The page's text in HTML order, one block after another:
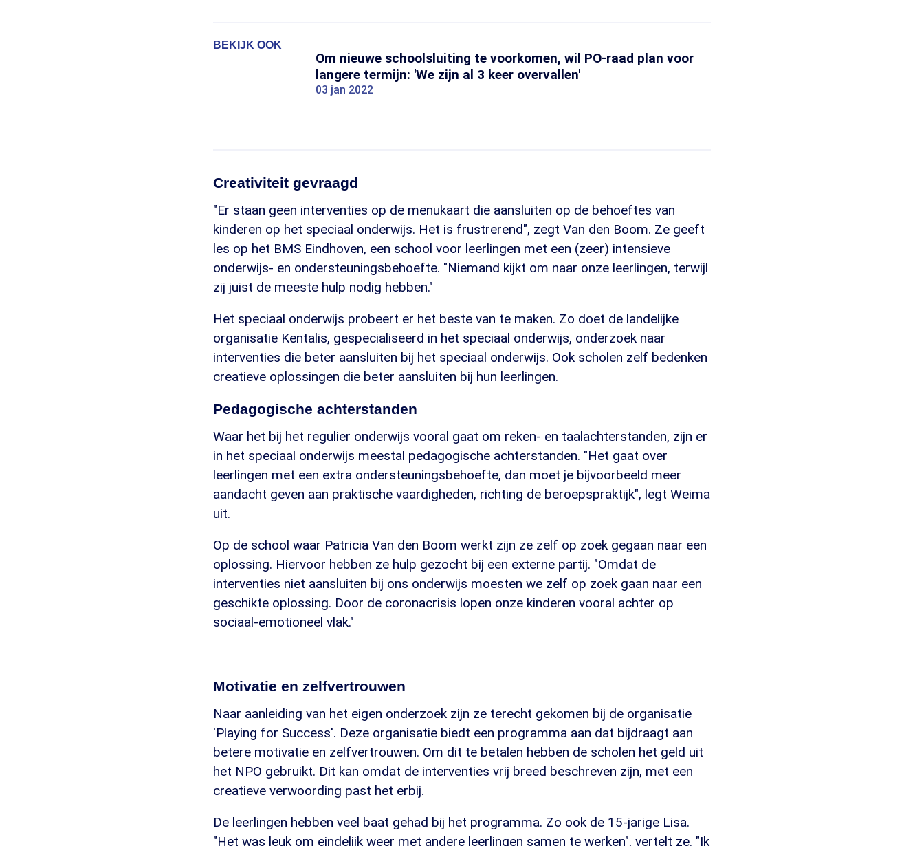
BEKIJK OOK
Om nieuwe schoolsluiting te voorkomen, wil PO-raad plan voor
langere termijn: 'We zijn al 3 keer overvallen'
03 jan 2022
Creativiteit gevraagd
"Er staan geen interventies op de menukaart die aansluiten op de behoeftes van
kinderen op het speciaal onderwijs. Het is frustrerend", zegt Van den Boom. Ze geeft
les op het BMS Eindhoven, een school voor leerlingen met een (zeer) intensieve
onderwijs- en ondersteuningsbehoefte. "Niemand kijkt om naar onze leerlingen, terwijl
zij juist de meeste hulp nodig hebben."
Het speciaal onderwijs probeert er het beste van te maken. Zo doet de landelijke
organisatie Kentalis, gespecialiseerd in het speciaal onderwijs, onderzoek naar
interventies die beter aansluiten bij het speciaal onderwijs. Ook scholen zelf bedenken
creatieve oplossingen die beter aansluiten bij hun leerlingen.
Pedagogische achterstanden
Waar het bij het regulier onderwijs vooral gaat om reken- en taalachterstanden, zijn er
in het speciaal onderwijs meestal pedagogische achterstanden. "Het gaat over
leerlingen met een extra ondersteuningsbehoefte, dan moet je bijvoorbeeld meer
aandacht geven aan praktische vaardigheden, richting de beroepspraktijk", legt Weima
uit.
Op de school waar Patricia Van den Boom werkt zijn ze zelf op zoek gegaan naar een
oplossing. Hiervoor hebben ze hulp gezocht bij een externe partij. "Omdat de
interventies niet aansluiten bij ons onderwijs moesten we zelf op zoek gaan naar een
geschikte oplossing. Door de coronacrisis lopen onze kinderen vooral achter op
sociaal-emotioneel vlak."
Motivatie en zelfvertrouwen
Naar aanleiding van het eigen onderzoek zijn ze terecht gekomen bij de organisatie
'Playing for Success'. Deze organisatie biedt een programma aan dat bijdraagt aan
betere motivatie en zelfvertrouwen. Om dit te betalen hebben de scholen het geld uit
het NPO gebruikt. Dit kan omdat de interventies vrij breed beschreven zijn, met een
creatieve verwoording past het erbij.
De leerlingen hebben veel baat gehad bij het programma. Zo ook de 15-jarige Lisa.
"Het was leuk om eindelijk weer met andere leerlingen samen te werken", vertelt ze. "Ik